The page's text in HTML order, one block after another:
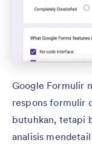
Google Formulir
respons formulir
butuhkan, tetapi
analisis